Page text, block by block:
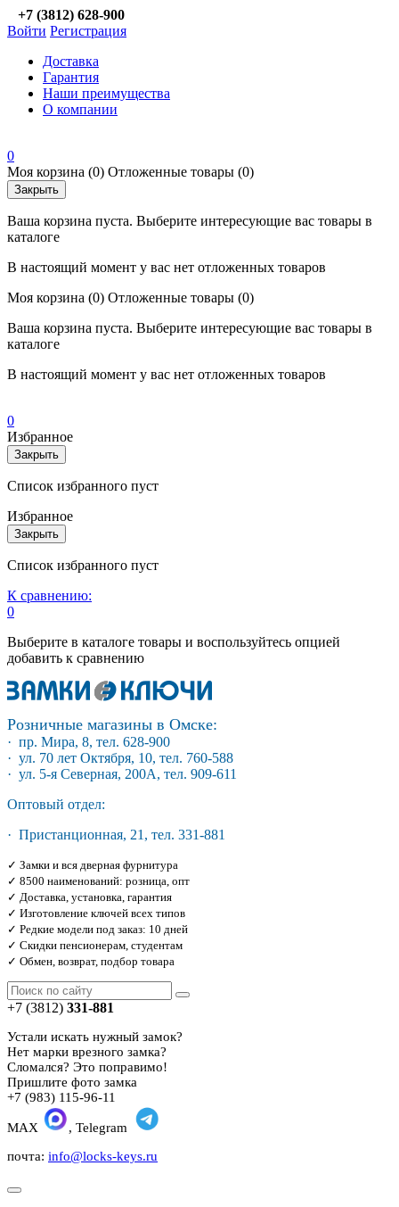
+7 (3812) 628-900
Войти Регистрация
Доставка
Гарантия
Наши преимущества
О компании
0
Моя корзина (0) Отложенные товары (0)
Закрыть
Ваша корзина пуста. Выберите интересующие вас товары в
каталоге
В настоящий момент у вас нет отложенных товаров
Моя корзина (0) Отложенные товары (0)
Ваша корзина пуста. Выберите интересующие вас товары в
каталоге
В настоящий момент у вас нет отложенных товаров
0
Избранное
Закрыть
Список избранного пуст
Избранное
Закрыть
Список избранного пуст
К сравнению:
0
Выберите в каталоге товары и воспользуйтесь опцией
добавить к сравнению
Розничные магазины в Омске:
· пр. Мира, 8, тел. 628-900
· ул. 70 лет Октября, 10, тел. 760-588
· ул. 5-я Северная, 200А, тел. 909-611
Оптовый отдел:
· Пристанционная, 21, тел. 331-881
✓ Замки и вся дверная фурнитура
✓ 8500 наименований: розница, опт
✓ Доставка, установка, гарантия
✓ Изготовление ключей всех типов
✓ Редкие модели под заказ: 10 дней
✓ Скидки пенсионерам, студентам
✓ Обмен, возврат, подбор товара
+7 (3812) 331-881
Устали искать нужный замок?
Нет марки врезного замка?
Сломался? Это поправимо!
Пришлите фото замка
+7 (983) 115-96-11
MAX
, Telegram
почта: info@locks-keys.ru